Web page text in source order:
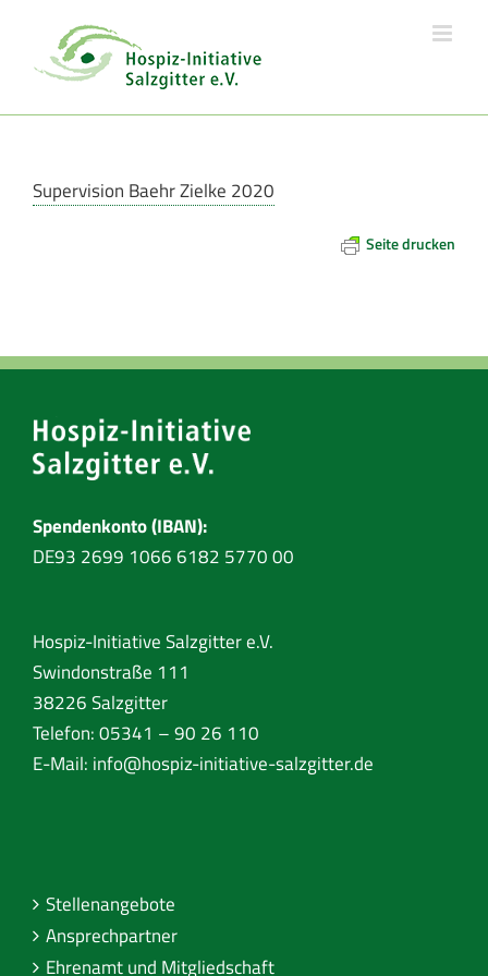
content
Supervision Baehr Zielke 2020
Seite drucken
Spendenkonto (IBAN):
DE93 2699 1066 6182 5770 00
Hospiz-Initiative Salzgitter e.V.
Swindonstraße 111
38226 Salzgitter
Telefon: 05341 – 90 26 110
E-Mail: info@hospiz-initiative-salzgitter.de
Stellenangebote
Ansprechpartner
Ehrenamt und Mitgliedschaft